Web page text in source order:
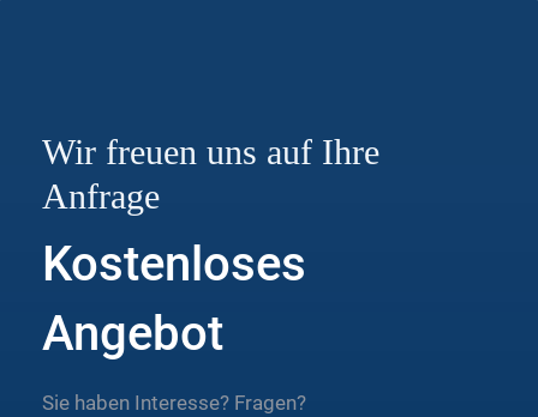
Wir freuen uns auf Ihre
Anfrage
Kostenloses
Angebot
Sie haben Interesse? Fragen?